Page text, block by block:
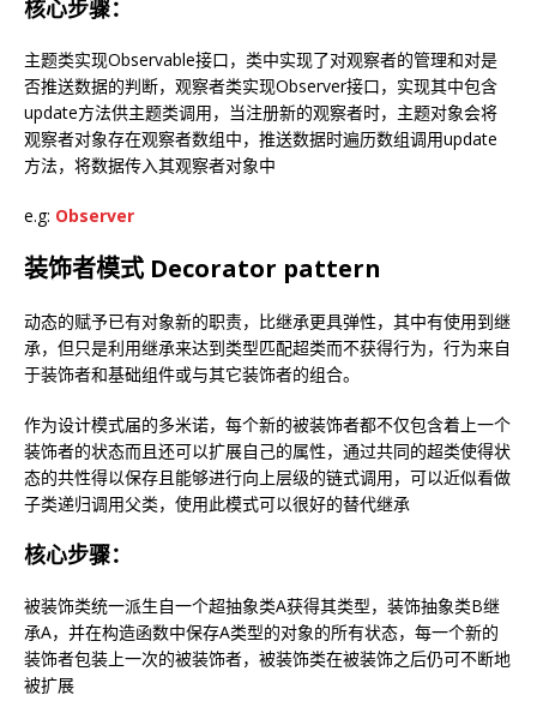
核心步骤：
主题类实现Observable接口，类中实现了对观察者的管理和对是
否推送数据的判断，观察者类实现Observer接口，实现其中包含
update方法供主题类调用，当注册新的观察者时，主题对象会将
观察者对象存在观察者数组中，推送数据时遍历数组调用update
方法，将数据传入其观察者对象中
e.g: Observer
装饰者模式 Decorator pattern
动态的赋予已有对象新的职责，比继承更具弹性，其中有使用到继
承，但只是利用继承来达到类型匹配超类而不获得行为，行为来自
于装饰者和基础组件或与其它装饰者的组合。
作为设计模式届的多米诺，每个新的被装饰者都不仅包含着上一个
装饰者的状态而且还可以扩展自己的属性，通过共同的超类使得状
态的共性得以保存且能够进行向上层级的链式调用，可以近似看做
子类递归调用父类，使用此模式可以很好的替代继承
核心步骤：
被装饰类统一派生自一个超抽象类A获得其类型，装饰抽象类B继
承A，并在构造函数中保存A类型的对象的所有状态，每一个新的
装饰者包装上一次的被装饰者，被装饰类在被装饰之后仍可不断地
被扩展